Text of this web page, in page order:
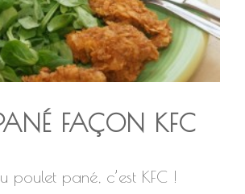
FAÇON KFC
poulet pané, c’est KFC !